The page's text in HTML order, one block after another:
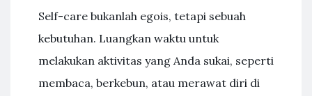
Self-care bukanlah egois, tetapi sebuah
kebutuhan. Luangkan waktu untuk
melakukan aktivitas yang Anda sukai, seperti
membaca, berkebun, atau merawat diri di